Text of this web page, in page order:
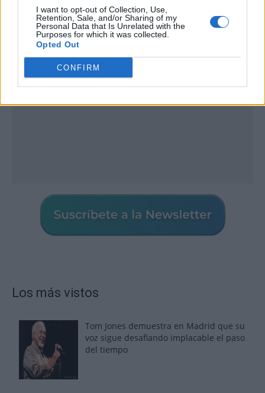
I want to opt-out of Collection, Use,
Retention, Sale, and/or Sharing of my
Personal Data that Is Unrelated with the
Purposes for which it was collected.
Opted Out
CONFIRM
Publicidad
Los más vistos
Tom Jones demuestra en Madrid que su
voz sigue desafiando implacable el paso
del tiempo